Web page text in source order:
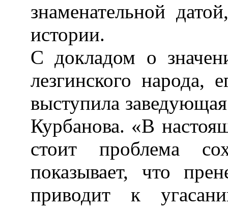
знаменательной
истории.
С докладом о
лезгинского народа,
выступила
Курбанова. «В
стоит проблема
показывает, что
приводит к